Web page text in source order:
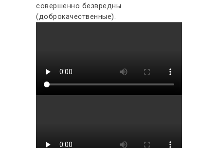
совершенно безвредны
(доброкачественные).